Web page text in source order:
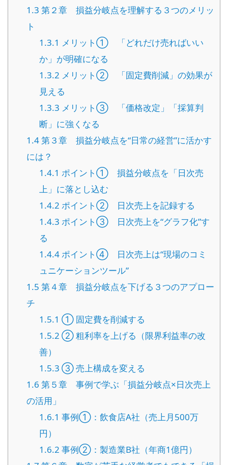
1.3 第２章 損益分岐点を理解する３つのメリッ
ト
1.3.1 メリット① 「どれだけ売ればいい
か」が明確になる
1.3.2 メリット② 「固定費削減」の効果が
見える
1.3.3 メリット③ 「価格改定」「採算判
断」に強くなる
1.4第３章 損益分岐点を“日常の経営”に活かす
には？
1.4.1 ポイント① 損益分岐点を「日次売
上」に落とし込む
1.4.2 ポイント② 日次売上を記録する
1.4.3 ポイント③ 日次売上を“グラフ化”す
る
1.4.4ポイント④ 日次売上は“現場のコミ
ュニケーションツール”
1.5 第４章 損益分岐点を下げる３つのアプロー
チ
1.5.1 ① 固定費を削減する
1.5.2 ② 粗利率を上げる（限界利益率の改
善）
1.5.3 ③ 売上構成を変える
1.6 第５章 事例で学ぶ「損益分岐点×日次売上
の活用」
1.6.1 事例①：飲食店A社（売上月500万
円）
1.6.2 事例②：製造業B社（年商1億円）